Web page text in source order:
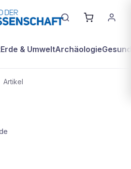
Erde & UmweltArchäologie
Artikel